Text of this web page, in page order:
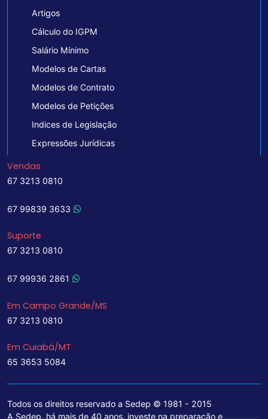
Artigos
Cálculo do IGPM
Salário Mínimo
Modelos de Cartas
Modelos de Contrato
Modelos de Petições
Indices de Legislação
Expressões Jurídicas
Vendas
67 3213 0810
67 99839 3633
Suporte
67 3213 0810
67 99936 2861
Em Campo Grande/MS
67 3213 0810
Em Cuiabá/MT
65 3653 5084
Todos os direitos reservado a Sedep © 1981 - 2015
A Sedep, há mais de 40 anos, investe na preparação e